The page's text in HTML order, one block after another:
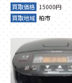
買取価格 15000円
買取地域 柏市